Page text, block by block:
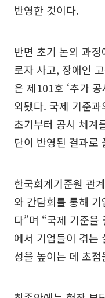
반영한 것이다.
반면 초기 논의 과
로자 사고, 장애인
은 제101호 ‘추가
외됐다. 국제 기준
초기부터 공시 체계
단이 반영된 결과로
한국회계기준원 관
와 간담회를 통해
다”며 “국제 기준을
에서 기업들이 겪는
성을 높이는 데 초